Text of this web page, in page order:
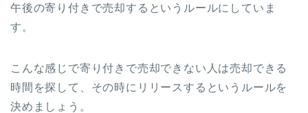
午後の寄り付きで売却するというルールにしていま
す。
こんな感じで寄り付きで売却できない人は売却できる
時間を探して、その時にリリースするというルールを
決めましょう。